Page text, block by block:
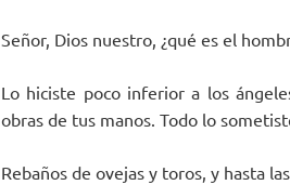
Señor, Dios nuestro, ¿qué es el
Lo hiciste poco inferior a los
obras de tus manos. Todo lo
Rebaños de ovejas y toros, y hasta